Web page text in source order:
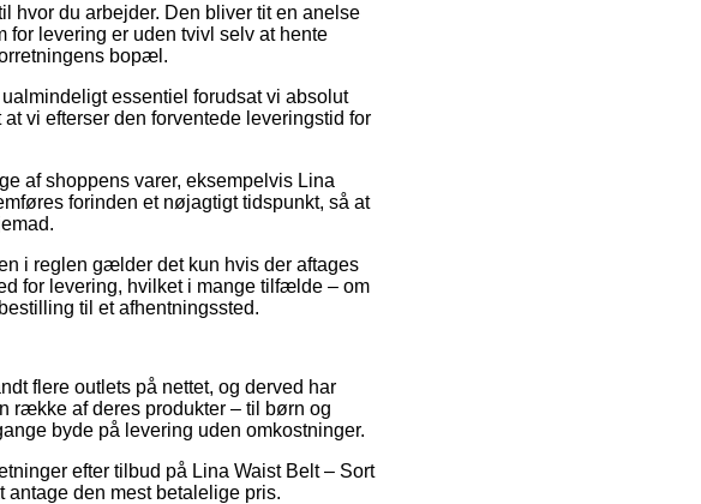
hvor du arbejder. Den bliver tit en anelse
for levering er uden tvivl selv at hente
bopæl.
essentiel forudsat vi absolut
vi efterser den forventede leveringstid for
af shoppens varer, eksempelvis Lina
forinden et nøjagtigt tidspunkt, så at
i reglen gælder det kun hvis der aftages
for levering, hvilket i mange tilfælde – om
til et afhentningssted.
flere outlets på nettet, og derved har
række af deres produkter – til børn og
byde på levering uden omkostninger.
efter tilbud på Lina Waist Belt – Sort
den mest betalelige pris.